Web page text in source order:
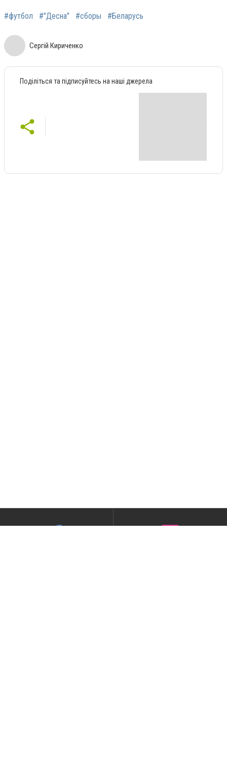
#футбол #"Десна" #сборы #Беларусь
Сергій Кириченко
Поділіться та підписуйтесь на наші джерела